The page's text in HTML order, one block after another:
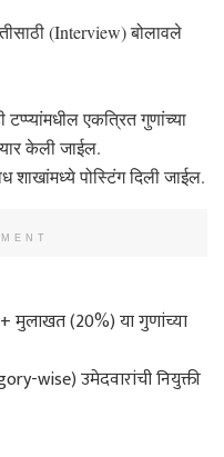
(Interview) बोलावले
टप्प्यांमधील एकत्रित गुणांच्या
केली जाईल.
शाखांमध्ये पोस्टिंग दिली जाईल.
मुलाखत (20%) या गुणांच्या
wise) उमेदवारांची नियुक्ती